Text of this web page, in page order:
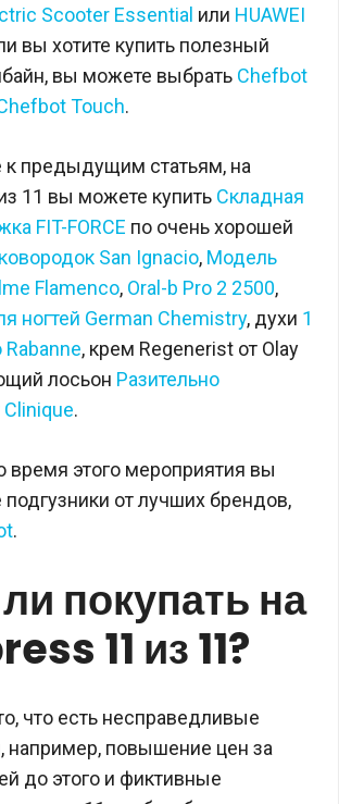
Scooter Essential или HUAWEI
вы хотите купить полезный
вы можете выбрать Chefbot
Touch.
к предыдущим статьям, на
11 вы можете купить Складная
FIT-FORCE по очень хорошей
San Ignacio, Модель
Flamenco, Oral-b Pro 2 2500,
ногтей German Chemistry, духи 1
Rabanne, крем Regenerist от Olay
лосьон Разительно
Clinique.
время этого мероприятия вы
от лучших брендов,
.
покупать на
11 из 11?
что есть несправедливые
например, повышение цен за
до этого и фиктивные